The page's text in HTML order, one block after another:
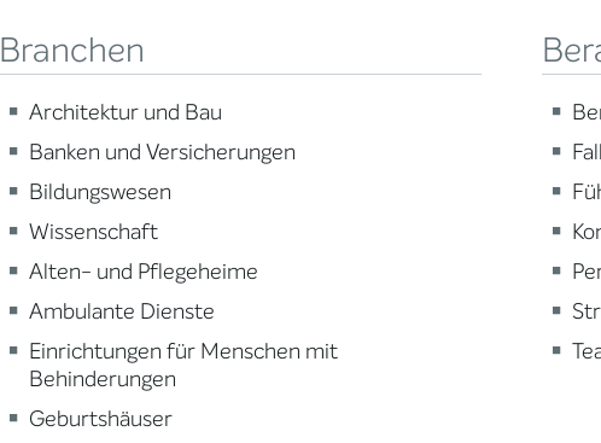
Branchen
Architektur und Bau
Banken und Versicherungen
Bildungswesen
Wissenschaft
Alten- und Pflegeheime
Ambulante Dienste
Einrichtungen für Menschen mit
Behinderungen
Geburtshäuser